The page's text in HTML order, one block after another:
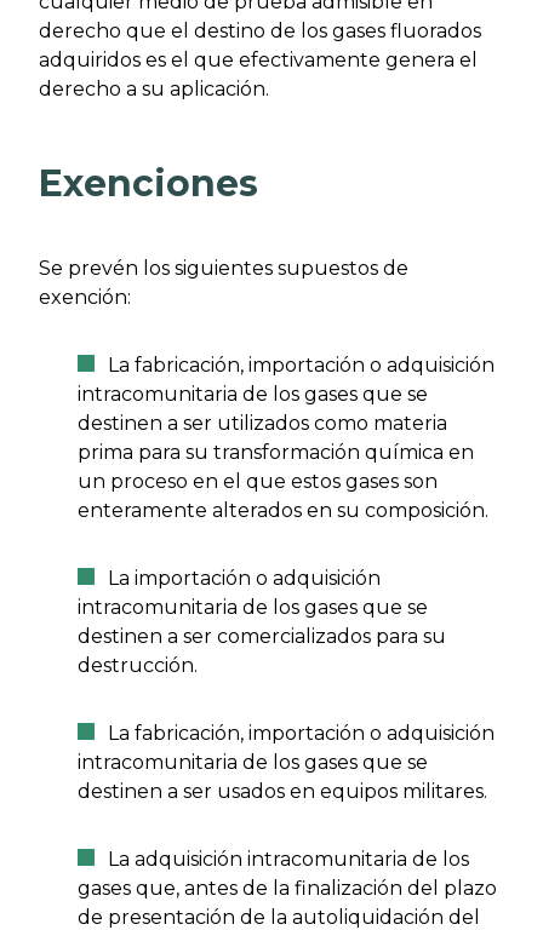
derecho que el destino de los gases fluorados
adquiridos es el que efectivamente genera el
derecho a su aplicación.
Exenciones
Se prevén los siguientes supuestos de
exención:
La fabricación, importación o adquisición
intracomunitaria de los gases que se
destinen a ser utilizados como materia
prima para su transformación química en
un proceso en el que estos gases son
enteramente alterados en su composición.
La importación o adquisición
intracomunitaria de los gases que se
destinen a ser comercializados para su
destrucción.
La fabricación, importación o adquisición
intracomunitaria de los gases que se
destinen a ser usados en equipos militares.
La adquisición intracomunitaria de los
gases que, antes de la finalización del plazo
de presentación de la autoliquidación del